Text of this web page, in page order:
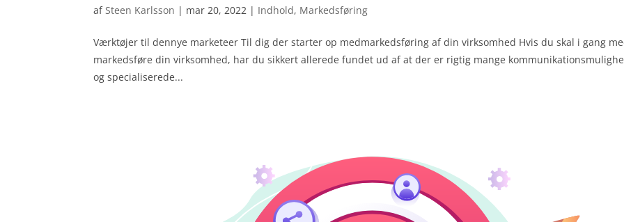
afSteen Karlsson | mar 20, 2022 | Indhold, Markedsføring
Værktøjer til dennye marketeer Til dig der starter op medmarkedsføring af din virksomhed Hvis du skal i gang
markedsføre din virksomhed, har du sikkert allerede fundet ud af at der er rigtig mange
og specia­liserede...